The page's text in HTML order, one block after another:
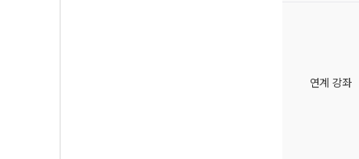
연계 강좌